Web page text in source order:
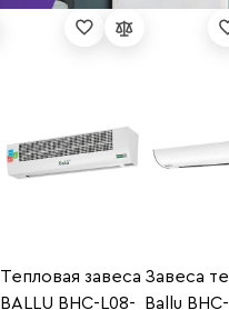
Тепловая завеса
BALLU BHC-L08-
Завеса
Ballu BHC-